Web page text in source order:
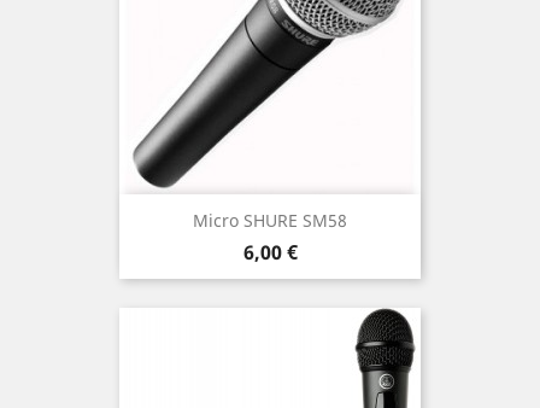
Micro SHURE SM58
Prix
6,00 €